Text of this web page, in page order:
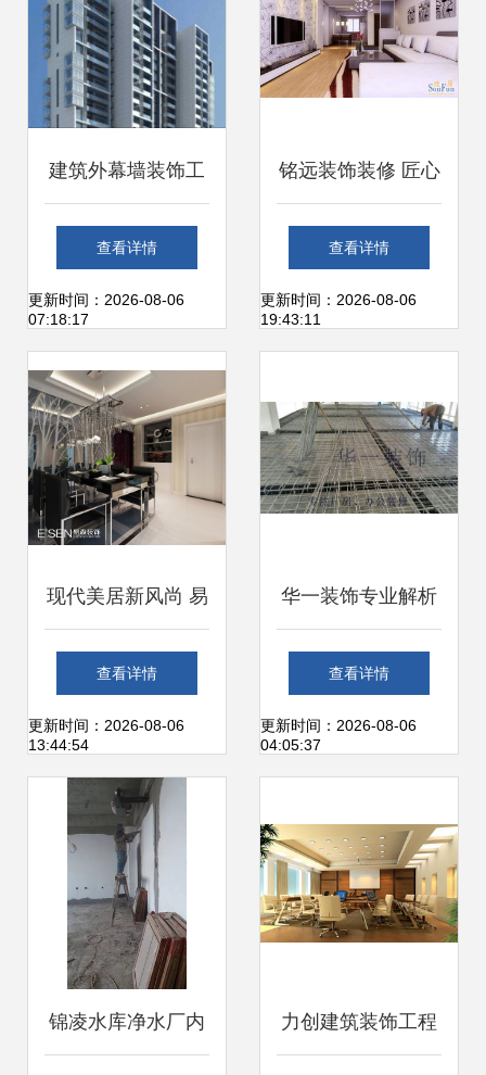
建筑外幕墙装饰工
程 设计与实践的关
键
查看详情
更新时间：2026-08-06
07:18:17
铭远装饰装修 匠心
品质，为您打造理
想家居空间
查看详情
更新时间：2026-08-06
19:43:11
现代美居新风尚 易
森装饰设计引领未
来家居生活
查看详情
更新时间：2026-08-06
13:44:54
华一装饰专业解析
西青厂房装修报价
与装饰工程全攻略
查看详情
更新时间：2026-08-06
04:05:37
锦凌水库净水厂内 力创建筑装饰工程